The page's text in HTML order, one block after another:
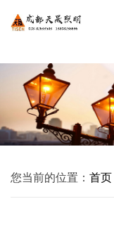
您当前的位置： 首页